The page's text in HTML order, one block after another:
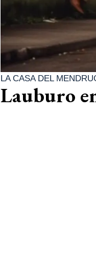
LA CASA DEL
Lauburo